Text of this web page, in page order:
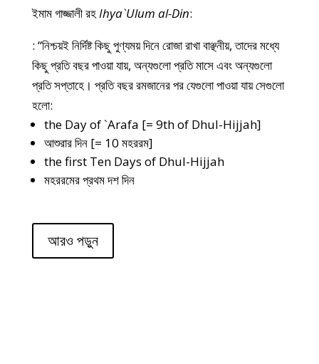
ইমাম গাজ্জালী রহIhya`Ulum al-Din:
: “নিশ্চয়ই নির্দিষ্ট কিছু পুণ্যময় দিনে রোজা রাখা বাঞ্ছনীয়, তাদের মধ্যে
কিছু প্রতি বছর পাওয়া যায়, অন্যগুলো প্রতি মাসে এবং অন্যগুলো
প্রতি সপ্তাহে। প্রতি বছর রমজানের পর যেগুলো পাওয়া যায় সেগুলো
হলো:
the Day of `Arafa [= 9th of Dhul-Hijjah]
আশুরার দিন [= 10 মহররম]
the first Ten Days of Dhul-Hijjah
মহররমের প্রথম দশ দিন
আরও পড়ুন